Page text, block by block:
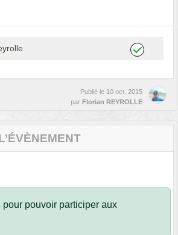
Publié le 10 oct. 2015
par Florian REYROLLE
pour pouvoir participer aux